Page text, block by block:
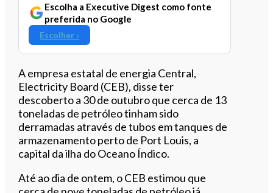
Escolha a Executive Digest como fonte
preferida no Google
Escolher ›
A empresa estatal de energia Central,
Electricity Board (CEB), disse ter
descoberto a 30 de outubro que cerca de 13
toneladas de petróleo tinham sido
derramadas através de tubos em tanques de
armazenamento perto de Port Louis, a
capital da ilha do Oceano Índico.
Até ao dia de ontem, o CEB estimou que